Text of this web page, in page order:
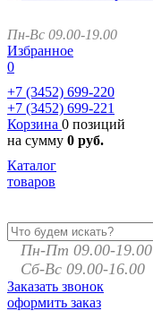
Пн-Вс 09.00-19.00
Избранное
0
+7 (3452) 699-220
+7 (3452) 699-221
Корзина 0 позиций
на сумму 0 руб.
Каталог
товаров
Пн-Пт 09.00-19.00
Сб-Вс 09.00-16.00
Заказать звонок
оформить заказ